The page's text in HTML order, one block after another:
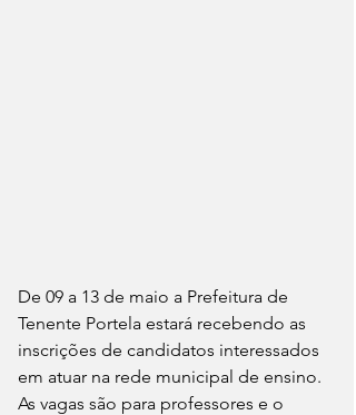
De 09 a 13 de maio a Prefeitura de
Tenente Portela estará recebendo as
inscrições de candidatos interessados
em atuar na rede municipal de ensino.
As vagas são para professores e o